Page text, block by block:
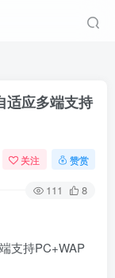
适应多端支持
关注 赞赏
111 8
支持PC+WAP